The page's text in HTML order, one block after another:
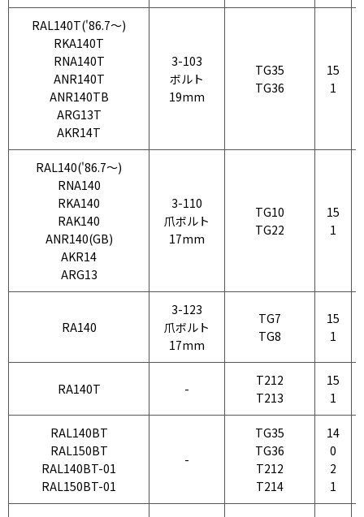
RAL140T('86.7〜)
RKA140T
RNA140T
ANR140T
ANR140TB
ARG13T
AKR14T
3-103
ボルト
19mm
TG35
TG36
15
1
RAL140('86.7〜)
RNA140
RKA140
RAK140
ANR140(GB)
AKR14
ARG13
3-110
爪ボルト
17mm
TG10
TG22
15
1
RA140
3-123
爪ボルト
17mm
TG7
TG8
15
1
RA140T -
T212
T213
15
1
RAL140BT
RAL150BT
RAL140BT-01
RAL150BT-01
-
TG35
TG36
T212
T214
14
0
2
1